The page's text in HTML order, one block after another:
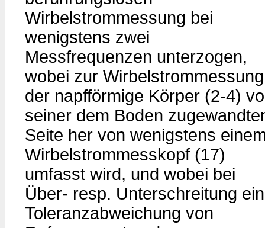
Wirbelstrommessung bei
wenigstens zwei
Messfrequenzen unterzogen,
wobei zur Wirbelstrommessung
der napfförmige Körper (2-4)
seiner dem Boden
Seite her von wenigstens
Wirbelstrommesskopf (17)
umfasst wird, und wobei bei
Über- resp. Unterschreitung
Toleranzabweichung von